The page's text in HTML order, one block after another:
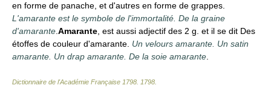
en forme de panache, et d'autres en forme de grappes.
L'amarante est le symbole de l'immortalité. De la graine
d'amarante Amarante , est aussi adjectif des 2 g. et il se dit Des
étoffes de couleur d'amarante. Un velours amarante. Un satin
amarante. Un drap amarante. De la soie amarante
Dictionnaire de l'Académie Française 1798 1798